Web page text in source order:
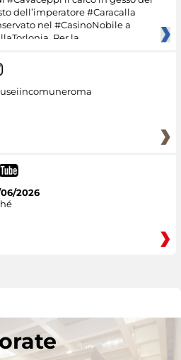
dell’imperatore #Caracalla
nel #CasinoNobile a
Per la
2026